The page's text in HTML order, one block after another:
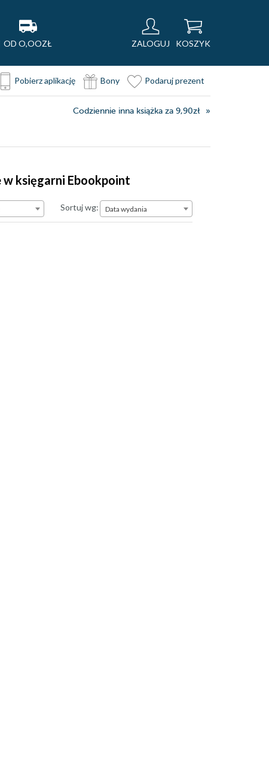
OD O,OOZŁ ZALOGUJ KOSZYK
Pobierz aplikację Bony Podaruj prezent
Codziennie inna książka za 9,90zł
w księgarni Ebookpoint
Sortuj wg:Data wydania
Data wydania